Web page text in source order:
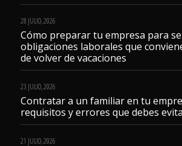
28 JULIO, 2026
Cómo preparar tu empresa para
obligaciones laborales que
de volver de vacaciones
23 JULIO, 2026
Contratar a un familiar en tu
requisitos y errores que debes
21 JULIO, 2026